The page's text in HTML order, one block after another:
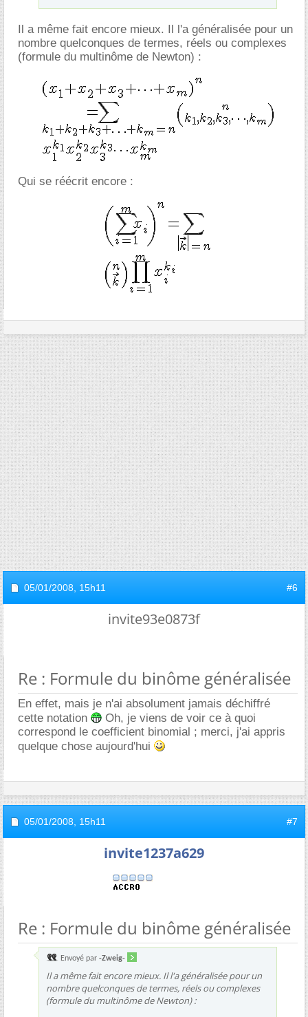
Il a même fait encore mieux. Il l'a généralisée pour un
nombre quelconques de termes, réels ou complexes
(formule du multinôme de Newton) :
Qui se réécrit encore :
05/01/2008, 15h11 #6
invite93e0873f
Re : Formule du binôme généralisée
En effet, mais je n'ai absolument jamais déchiffré
cette notation
Oh, je viens de voir ce à quoi
correspond le coefficient binomial ; merci, j'ai appris
quelque chose aujourd'hui
05/01/2008, 15h11 #7
invite1237a629
Re : Formule du binôme généralisée
Envoyé par -Zweig-
Il a même fait encore mieux. Il l'a généralisée pour un
nombre quelconques de termes, réels ou complexes
(formule du multinôme de Newton) :